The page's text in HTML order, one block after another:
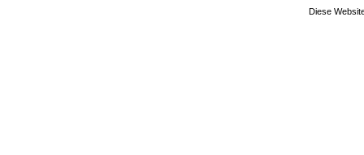
Diese